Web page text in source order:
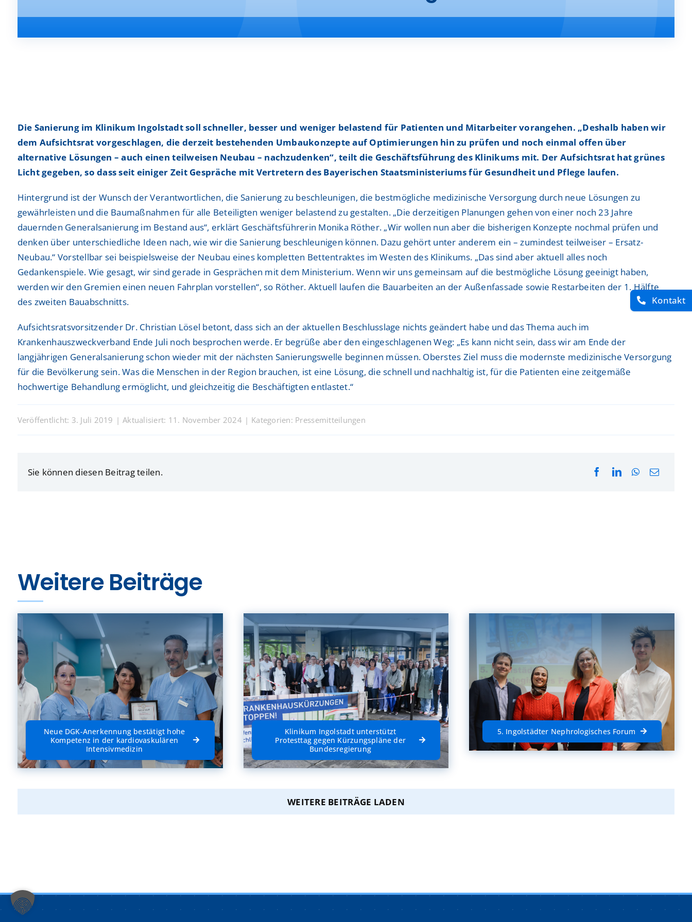
Kontakt
Frauenheilkunde und Geburtshilfe
Gastroenterologie, Hepatologie, Diabetologie und Hämatologie-
Laboratoriumsmedizin
Kardiologie und Internistische Intensivmedizin
Kinder- und Jugendchirurgie
Nephrologie
Neurochirurgie
Neurologie
Nuklearmedizin
Orthopädie und Unfallchirurgie
Pneumologie, Beatmungsmedizin, Thorakale Onkologie & Immonologie
Radiologie und Neuroradiologie
Strahlentherapie und radiologische Onkologie
Interdisziplinäres Wirbelsäulenzentrum
Interprofessionelles Simulations-und Weiterbildungszentrum (ISI)
Pankreaskrebszentrum
Prostatakarzinom Zentrum
ShuntZentrum
Sportmedizinisches Zentrum
Studienzentrum
Viszeralonkologisches Zentrum
Insights & Events
Administration & Management
Ausbildung
Studium
Praktika
Freiwilligendienste
Klinikum Ingolstadt – Startseite alt
Voraussetzungen & Dokumente
Hospitationen
Aktuelle Stellenangebote
Initiativbewerbungen
Frauenheilkunde und Geburtshilfe
Gastroenterologie, Hepatologie, Diabetologie und Hämatologie-
Laboratoriumsmedizin
Kardiologie und Internistische Intensivmedizin
Kinder- und Jugendchirurgie
Nephrologie
Neurochirurgie
Neurologie
Nuklearmedizin
Orthopädie und Unfallchirurgie
Pneumologie, Beatmungsmedizin, Thorakale Onkologie & Immonologie
Radiologie und Neuroradiologie
Strahlentherapie und radiologische Onkologie
Interdisziplinäres Wirbelsäulenzentrum
Interprofessionelles Simulations-und Weiterbildungszentrum (ISI)
Pankreaskrebszentrum
Prostatakarzinom Zentrum
ShuntZentrum
Sportmedizinisches Zentrum
Studienzentrum
Viszeralonkologisches Zentrum
Insights & Events
Administration & Management
Ausbildung
Studium
Praktika
Freiwilligendienste
Klinikum Ingolstadt – Startseite alt
Voraussetzungen & Dokumente
Hospitationen
Aktuelle Stellenangebote
Initiativbewerbungen
Die Sanierung im Klinikum Ingolstadt soll schneller, besser und weniger belastend für Patienten und Mitarbeiter vorangehen. „Deshalb haben wir
dem Aufsichtsrat vorgeschlagen, die derzeit bestehenden Umbaukonzepte auf Optimierungen hin zu prüfen und noch einmal offen über
alternative Lösungen – auch einen teilweisen Neubau – nachzudenken“, teilt die Geschäftsführung des Klinikums mit. Der Aufsichtsrat hat grünes
Licht gegeben, so dass seit einiger Zeit Gespräche mit Vertretern des Bayerischen Staatsministeriums für Gesundheit und Pflege laufen.
Hintergrund ist der Wunsch der Verantwortlichen, die Sanierung zu beschleunigen, die bestmögliche medizinische Versorgung durch neue Lösungen zu
gewährleisten und die Baumaßnahmen für alle Beteiligten weniger belastend zu gestalten. „Die derzeitigen Planungen gehen von einer noch 23 Jahre
dauernden Generalsanierung im Bestand aus“, erklärt Geschäftsführerin Monika Röther. „Wir wollen nun aber die bisherigen Konzepte nochmal prüfen und
denken über unterschiedliche Ideen nach, wie wir die Sanierung beschleunigen können. Dazu gehört unter anderem ein – zumindest teilweiser – Ersatz-
Neubau.“ Vorstellbar sei beispielsweise der Neubau eines kompletten Bettentraktes im Westen des Klinikums. „Das sind aber aktuell alles noch
Gedankenspiele. Wie gesagt, wir sind gerade in Gesprächen mit dem Ministerium. Wenn wir uns gemeinsam auf die bestmögliche Lösung geeinigt haben,
werden wir den Gremien einen neuen Fahrplan vorstellen“, so Röther. Aktuell laufen die Bauarbeiten an der Außenfassade sowie Restarbeiten der 1. Hälfte
des zweiten Bauabschnitts.
Aufsichtsratsvorsitzender Dr. Christian Lösel betont, dass sich an der aktuellen Beschlusslage nichts geändert habe und das Thema auch im
Krankenhauszweckverband Ende Juli noch besprochen werde. Er begrüße aber den eingeschlagenen Weg: „Es kann nicht sein, dass wir am Ende der
langjährigen Generalsanierung schon wieder mit der nächsten Sanierungswelle beginnen müssen. Oberstes Ziel muss die modernste medizinische Versorgung
für die Bevölkerung sein. Was die Menschen in der Region brauchen, ist eine Lösung, die schnell und nachhaltig ist, für die Patienten eine zeitgemäße
hochwertige Behandlung ermöglicht, und gleichzeitig die Beschäftigten entlastet.“
Veröffentlicht: 3. Juli 2019 | Aktualisiert: 11. November 2024 | Kategorien: Pressemitteilungen
Sie können diesen Beitrag teilen.
Weitere Beiträge
Neue DGK-Anerkennung bestätigt hohe
Kompetenz in der kardiovaskulären
Intensivmedizin
Klinikum Ingolstadt unterstützt
Protesttag gegen Kürzungspläne der
Bundesregierung
5. Ingolstädter Nephrologisches Forum
WEITERE BEITRÄGE LADEN